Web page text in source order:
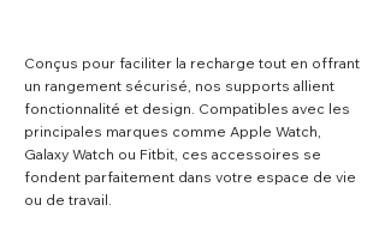
Conçus pour faciliter la recharge tout en offrant
un rangement sécurisé, nos supports allient
fonctionnalité et design. Compatibles avec les
principales marques comme Apple Watch,
Galaxy Watch ou Fitbit, ces accessoires se
fondent parfaitement dans votre espace de vie
ou de travail.